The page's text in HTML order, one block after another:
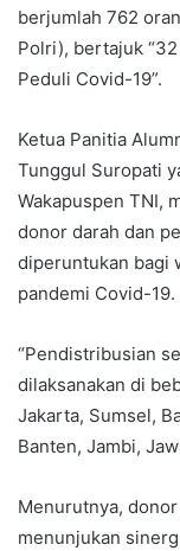
berjumlah 762
Polri), bertajuk
Peduli Covid-19”.
Ketua Panitia
Tunggul Suropati
Wakapuspen TNI,
donor darah dan
diperuntukan bagi
pandemi Covid-19.
“Pendistribusian
dilaksanakan di
Jakarta, Sumsel,
Banten, Jambi,
Menurutnya,
menunjukan